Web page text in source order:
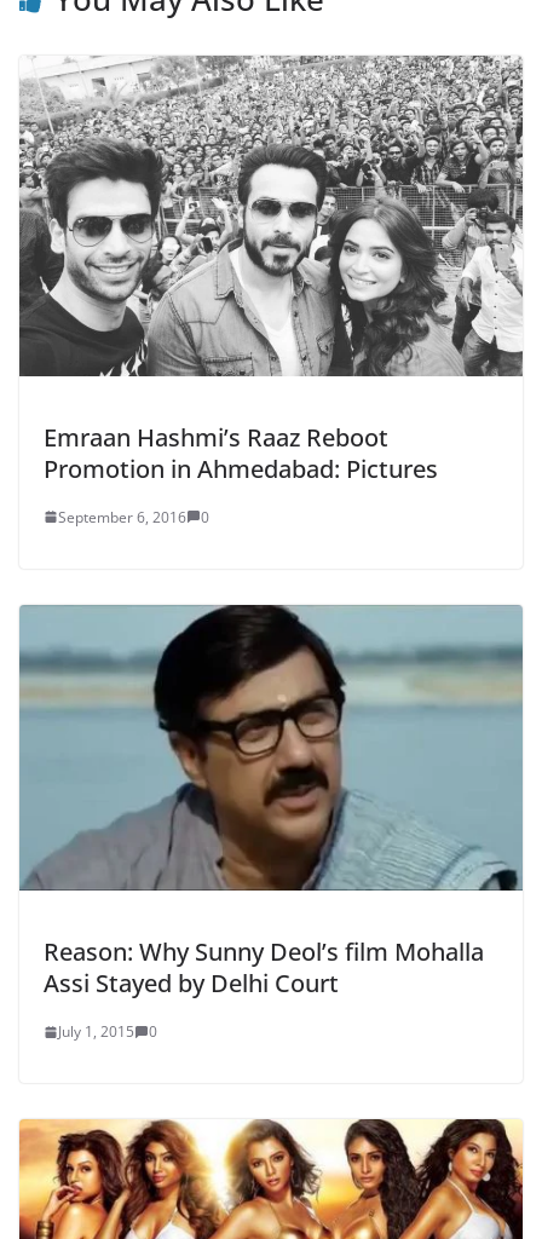
Emraan Hashmi’s Raaz Reboot
Promotion in Ahmedabad: Pictures
September 6, 2016 0
Reason: Why Sunny Deol’s film Mohalla
Assi Stayed by Delhi Court
July 1, 2015 0